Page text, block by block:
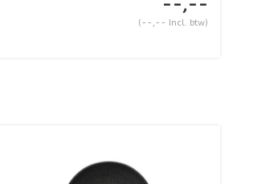
--,--
(--,-- Incl. btw)